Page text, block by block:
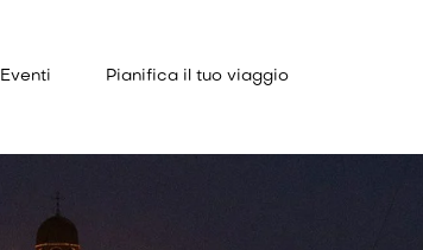
Eventi Pianifica il tuo viaggio